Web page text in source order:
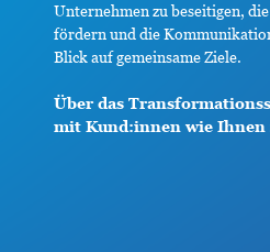
Unternehmen zu beseitigen,
fördern und die
Blick auf gemeinsame Ziele.
Über das
mit Kund:innen wie Ihnen